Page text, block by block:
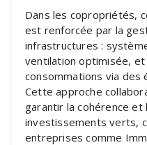
Dans les copropriétés,
est renforcée par la
infrastructures :
ventilation optimisée,
consommations via des
Cette approche
garantir la cohérence et
investissements verts,
entreprises comme